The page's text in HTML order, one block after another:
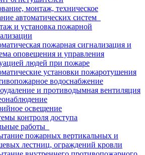
монтаж, техническое
автоматических систем
и установка пожарной
пожарная сигнализация и
оповещения и управления
людей при пожаре
установки пожаротушения
водоснабжение
и противодымная вентиляция
освещение
контроля доступа
работы
пожарных вертикальных и
лестниц, ограждений кровли